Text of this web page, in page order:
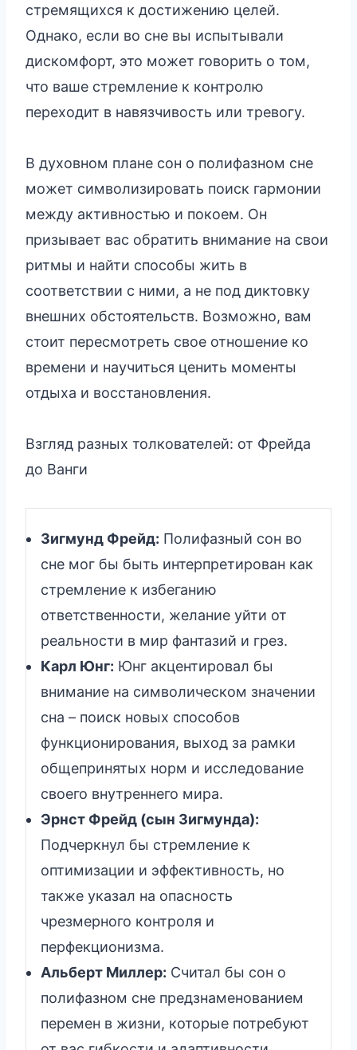
стремящихся к достижению целей.
Однако, если во сне вы испытывали
дискомфорт, это может говорить о том,
что ваше стремление к контролю
переходит в навязчивость или тревогу.
В духовном плане сон о полифазном сне
может символизировать поиск гармонии
между активностью и покоем. Он
призывает вас обратить внимание на свои
ритмы и найти способы жить в
соответствии с ними, а не под диктовку
внешних обстоятельств. Возможно, вам
стоит пересмотреть свое отношение ко
времени и научиться ценить моменты
отдыха и восстановления.
Взгляд разных толкователей: от Фрейда
до Ванги
Зигмунд Фрейд: Полифазный сон во
сне мог бы быть интерпретирован как
стремление к избеганию
ответственности, желание уйти от
реальности в мир фантазий и грез.
Карл Юнг: Юнг акцентировал бы
внимание на символическом значении
сна – поиск новых способов
функционирования, выход за рамки
общепринятых норм и исследование
своего внутреннего мира.
Эрнст Фрейд (сын Зигмунда):
Подчеркнул бы стремление к
оптимизации и эффективность, но
также указал на опасность
чрезмерного контроля и
перфекционизма.
Альберт Миллер: Считал бы сон о
полифазном сне предзнаменованием
перемен в жизни, которые потребуют